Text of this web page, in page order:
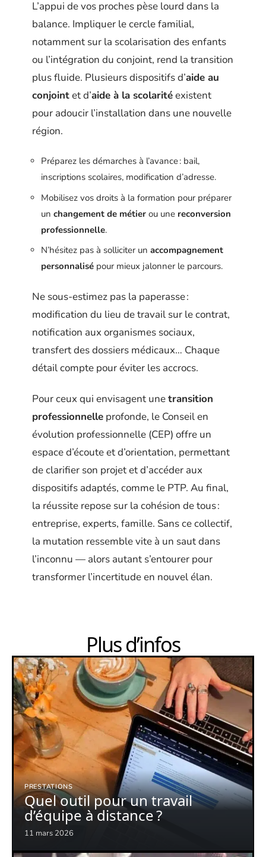
L’appui de vos proches pèse lourd dans la
balance. Impliquer le cercle familial,
notamment sur la scolarisation des enfants
ou l’intégration du conjoint, rend la transition
plus fluide. Plusieurs dispositifs d’aide au
conjointet d’aide à la scolaritéexistent
pour adoucir l’installation dans une nouvelle
région.
Préparez les démarches à l’avance : bail,
inscriptions scolaires, modification d’adresse.
Mobilisez vos droits à la formation pour préparer
un changement de métier ou une reconversion
professionnelle.
N’hésitez pas à solliciter un accompagnement
personnalisé pour mieux jalonner le parcours.
Ne sous-estimez pas la paperasse :
modification du lieu de travail sur le contrat,
notification aux organismes sociaux,
transfert des dossiers médicaux… Chaque
détail compte pour éviter les accrocs.
Pour ceux qui envisagent unetransition
professionnelle profonde, le Conseil en
évolution professionnelle (CEP) offre un
espace d’écoute et d’orientation, permettant
de clarifier son projet et d’accéder aux
dispositifs adaptés, comme le PTP. Au final,
la réussite repose sur la cohésion de tous :
entreprise, experts, famille. Sans ce collectif,
la mutation ressemble vite à un saut dans
l’inconnu — alors autant s’entourer pour
transformer l’incertitude en nouvel élan.
Plus d’infos
PRESTATIONS
Quel outil pour un travail
d’équipe à distance ?
11 mars 2026